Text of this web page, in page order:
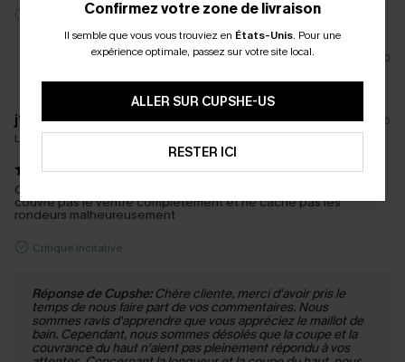
Critique Incitative
0
j****
23/06/2026
La taille achetée:
C'est joli mais le haut est assez court et un peu serré donc ne
couvre pas le ventre complètement et ne cache pas les
rondeurs malheureusement
Critique Incitative
Réponse de Cupshe: Chère cliente, merci d'avoir pris le
temps de nous faire part de vos commentaires. Nous
sommes ravis d'apprendre que vous appréciez le maillot de
bain. Cependant, nous sommes désolés que la coupe et la
couvrance du haut n'aient pas pleinement répondu à vos
Confirmez votre zone de livraison
Il semble que vous vous trouviez en États-Unis. Pour une
expérience optimale, passez sur votre site local.
ALLER SUR CUPSHE-US
RESTER ICI